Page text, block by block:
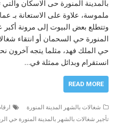
بالمدينة المنورة حى الاسكان
ملموسة، علاوة على الاستعانة بـ
وتتطلع بعض البيوت إلى مرونة أكبر
المنورة حي السحمان أو انتقاء
حي الملك فهد، مثلما يتجه آخرون
انستقرام وبدائل ممثلة في…
READ MORE
شغالات بالشهر المدينة المنورة
تأجير شغالات بالشهر بالمدينة المنورة حي